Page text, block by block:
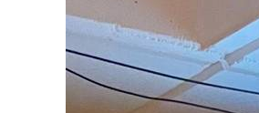
SCHULELTERNRAT DER BBS
PERSONALRAT
SCHÜLERVERTRETUNG